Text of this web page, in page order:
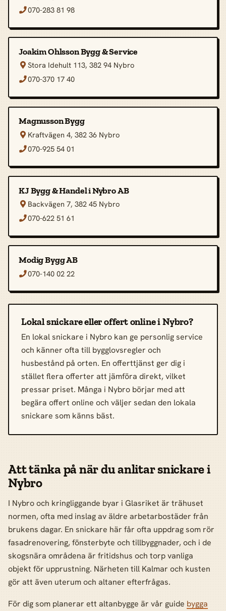
070-283 81 98
Joakim Ohlsson Bygg & Service
 Stora Idehult 113, 382 94 Nybro
070-370 17 40
Magnusson Bygg
 Kraftvägen 4, 382 36 Nybro
070-925 54 01
KJ Bygg & Handel i Nybro AB
 Backvägen 7, 382 45 Nybro
070-622 51 61
Modig Bygg AB
070-140 02 22
Lokal snickare eller offert online i Nybro?
En lokal snickare i Nybro kan ge personlig service
och känner ofta till bygglovsregler och
husbestånd på orten. En offerttjänst ger dig i
stället flera offerter att jämföra direkt, vilket
pressar priset. Många i Nybro börjar med att
begära offert online och väljer sedan den lokala
snickare som känns bäst.
Att tänka på när du anlitar snickare i
Nybro
I Nybro och kringliggande byar i Glasriket är trähuset
normen, ofta med inslag av äldre arbetarbostäder från
brukens dagar. En snickare här får ofta uppdrag som rör
fasadrenovering, fönsterbyte och tillbyggnader, och i de
skogsnära områdena är fritidshus och torp vanliga
objekt för upprustning. Närheten till Kalmar och kusten
gör att även uterum och altaner efterfrågas.
För dig som planerar ett altanbygge är vår guide bygga